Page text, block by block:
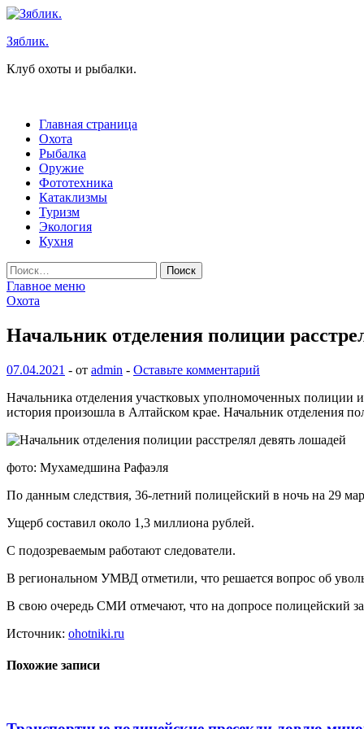
Перейти
содержимому
Зяблик.
Клуб охоты и рыбалки.
Главная страница
Охота
Рыбалка
Оружие
Фототехника
Катаклизмы
Туризм
Экология
Кухня
Найти:
Главное меню
Охота
Начальник отделения полиции
07.04.2021 - от admin - Оставьте комментарий
Начальника отделения участковых уполномоченных
история произошла в Алтайском крае. Начальник отделения
фото: Мухамедшина Рафаэля
По данным следствия, 36-летний полицейский в ночь на 29
Ущерб составил около 1,3 миллиона рублей.
С подозреваемым работают следователи.
В региональном УМВД отметили, что решается вопрос об
В свою очередь СМИ отмечают, что на допросе полицейский
Источник: ohotniki.ru
Похожие записи